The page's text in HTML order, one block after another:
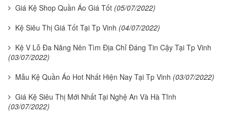
Giá Kệ Shop Quần Áo Giá Tốt (05/07/2022)
Kệ Siêu Thị Giá Tốt Tại Tp Vinh (04/07/2022)
Kệ V Lỗ Đa Năng Nên Tìm Địa Chỉ Đáng Tin Cậy Tại Tp Vinh
(03/07/2022)
Mẫu Kệ Quần Áo Hot Nhất Hiện Nay Tại Tp Vinh (03/07/2022)
Giá Kệ Siêu Thị Mới Nhất Tại Nghệ An Và Hà Tĩnh
(03/07/2022)